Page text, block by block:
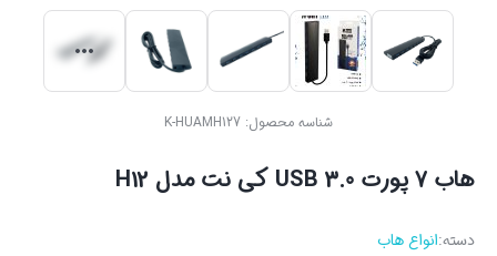
شناسه محصول: K-HUAMH127
هاب 7 پورت USB 3.0 کی نت مدل H12
دسته:انواع هاب